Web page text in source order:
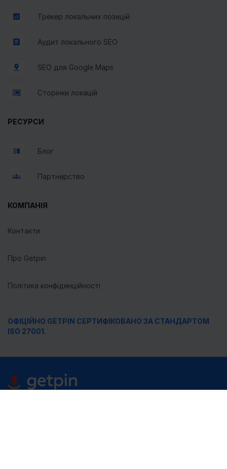
Трекер локальних позицій
Аудит локального SEO
SEO для Google Maps
Сторінки локацій
РЕСУРСИ
Блог
Партнерство
КОМПАНІЯ
Контакти
Про Getpin
Політика конфіденційності
ОФІЦІЙНО GETPIN СЕРТИФІКОВАНО ЗА СТАНДАРТОМ
ISO 27001.